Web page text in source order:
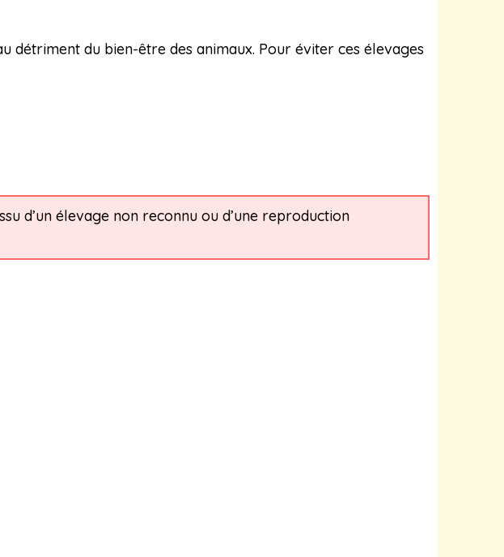
du bien-être des animaux. Pour éviter ces élevages
d’un élevage non reconnu ou d’une reproduction